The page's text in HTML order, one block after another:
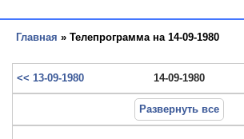
Главная » Телепрограмма на 14-09-1980
<< 13-09-1980 14-09-1980
Развернуть все